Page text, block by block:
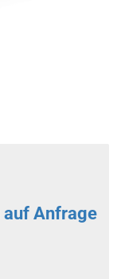
auf Anfrage